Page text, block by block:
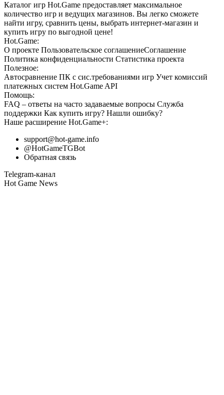
Каталог игр Hot.Game предоставляет максимальное
количество игр и ведущих магазинов. Вы легко сможете
найти игру, сравнить цены, выбрать интернет-магазин и
купить игру по выгодной цене!
Hot.Game:
О проекте Пользовательское соглашениеСоглашение
Политика конфиденциальности Статистика проекта
Полезное:
Автосравнение ПК с сис.требованиями игр Учет комиссий
платежных систем Hot.Game API
Помощь:
FAQ – ответы на часто задаваемые вопросы Служба
поддержки Как купить игру? Нашли ошибку?
Наше расширение Hot.Game+:
support@hot-game.info
@HotGameTGBot
Обратная связь
Telegram-канал
Hot Game News